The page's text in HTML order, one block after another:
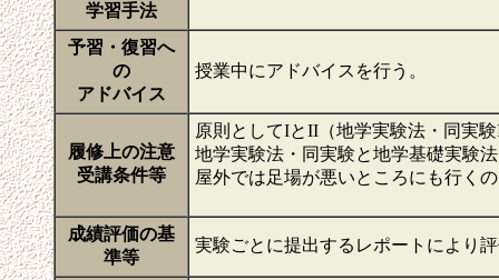
学習手法
予習・復習へ
の
アドバイス
授業中にアドバイスを行う。
履修上の注意
受講条件等
原則としてIとII（地学実験法・同実
地学実験法・同実験と地学基礎実験
屋外では足場が悪いところにも行く
成績評価の基
準等
実験ごとに提出するレポートにより